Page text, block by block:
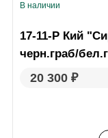
В наличии
17-11-Р Кий
черн.граб/
20 300 ₽